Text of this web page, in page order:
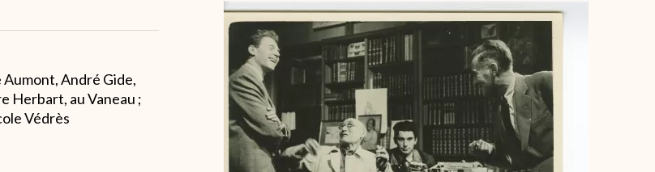
André Gide,
Herbart, au Vaneau ;
Védrès
Archive